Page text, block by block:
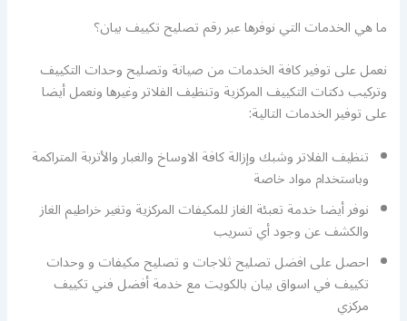
ما هي الخدمات التي نوفرها عبر رقم تصليح تكييف بيان؟
نعمل على توفير كافة الخدمات من صيانة وتصليح وحدات التكييف
وتركيب دكتات التكييف المركزية وتنظيف الفلاتر وغيرها ونعمل أيضا
على توفير الخدمات التالية:
تنظيف الفلاتر وشبك وإزالة كافة الاوساخ والغبار والأتربة المتراكمة
وباستخدام مواد خاصة
نوفر أيضا خدمة تعبئة الغاز للمكيفات المركزية وتغير خراطيم الغاز
والكشف عن وجود أي تسريب
احصل على افضل تصليح ثلاجات و تصليح مكيفات و وحدات
تكييف في اسواق بيان بالكويت مع خدمة أفضل فني تكييف
مركزي